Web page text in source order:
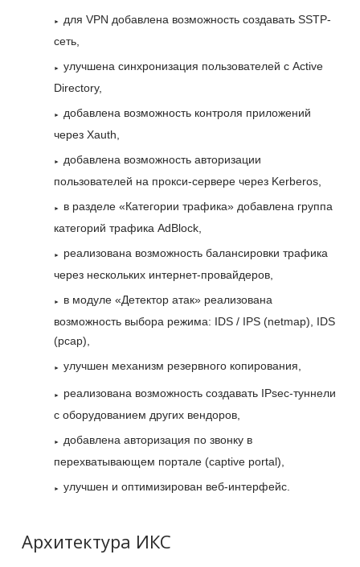
для VPN добавлена возможность создавать SSTP-
сеть,
улучшена синхронизация пользователей с Active
Directory,
добавлена возможность контроля приложений
через Xauth,
добавлена возможность авторизации
пользователей на прокси-сервере через Kerberos,
в разделе «Категории трафика» добавлена группа
категорий трафика AdBlock,
реализована возможность балансировки трафика
через нескольких интернет-провайдеров,
в модуле «Детектор атак» реализована
возможность выбора режима: IDS / IPS (netmap), IDS
(pcap),
улучшен механизм резервного копирования,
реализована возможность создавать IPsec-туннели
с оборудованием других вендоров,
добавлена авторизация по звонку в
перехватывающем портале (captive portal),
улучшен и оптимизирован веб-интерфейс.
Архитектура ИКС